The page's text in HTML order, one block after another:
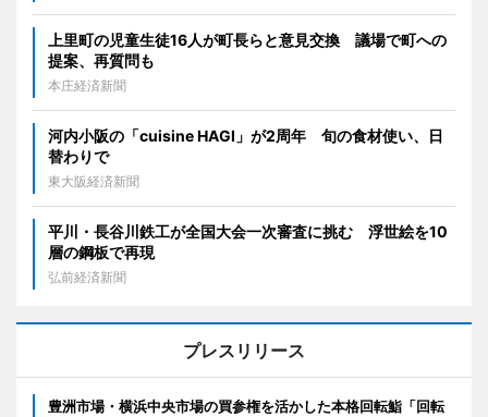
上里町の児童生徒16人が町長らと意見交換 議場で町への
提案、再質問も
本庄経済新聞
河内小阪の「cuisine HAGI」が2周年 旬の食材使い、日
替わりで
東大阪経済新聞
平川・長谷川鉄工が全国大会一次審査に挑む 浮世絵を10
層の鋼板で再現
弘前経済新聞
プレスリリース
豊洲市場・横浜中央市場の買参権を活かした本格回転鮨「回転